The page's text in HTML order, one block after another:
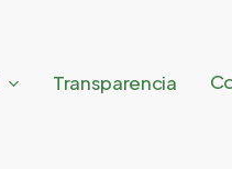
Transparencia